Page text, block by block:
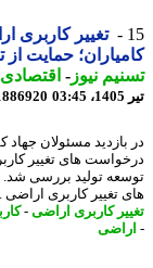
تغییر کاربری
حمایت از
نیوز-اقتصادی-
81886920
مسئولان جهاد
های تغییر کاربری
تولید بررسی شد. - در
تغییر کاربری اراضی ...
کاربری اراضی -کاربری